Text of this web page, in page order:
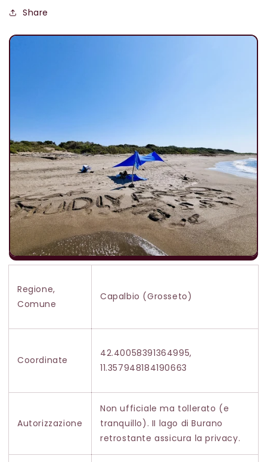
Share
Regione,
Comune
Capalbio (Grosseto)
Coordinate
42.40058391364995,
11.357948184190663
Autorizzazione
Non ufficiale ma tollerato (e
tranquillo). II lago di Burano
retrostante assicura la privacy.